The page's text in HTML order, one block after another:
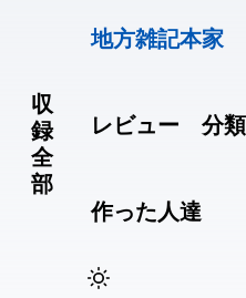
収
録
全
部
地方雑記(本家)
レビュー 分類
作った人達